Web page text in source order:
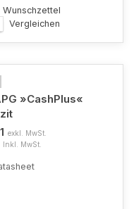
Wunschzettel
Vergleichen
»CashPlus«
exkl. MwSt.
Inkl. MwSt.